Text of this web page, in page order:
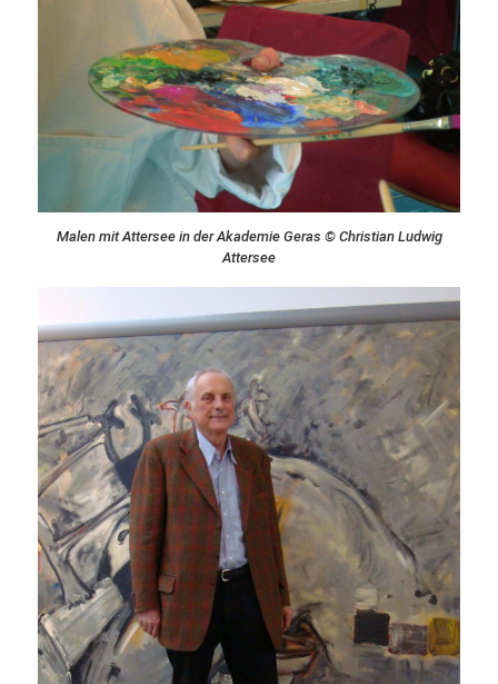
Malen mit Attersee in der Akademie Geras © Christian Ludwig
Attersee